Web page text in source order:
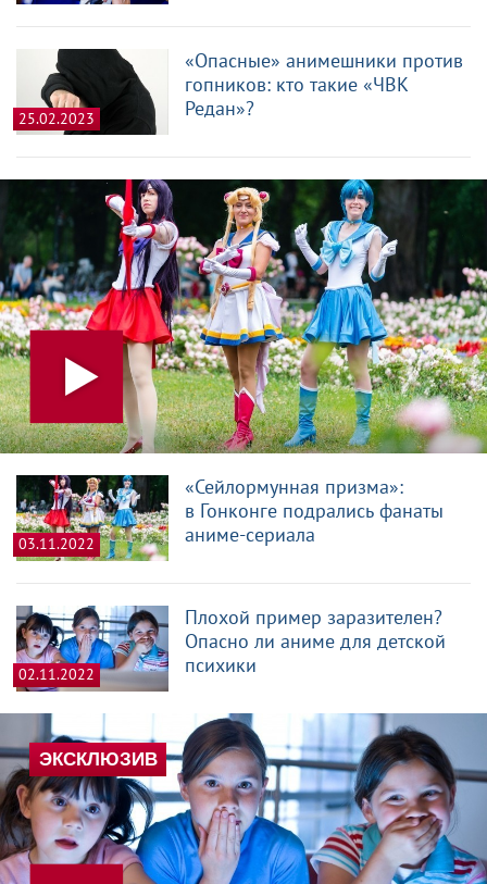
25.02.2023
«Опасные» анимешники против
гопников: кто такие «ЧВК
Редан»?
03.11.2022
«Сейлормунная призма»:
в Гонконге подрались фанаты
аниме-сериала
02.11.2022
Плохой пример заразителен?
Опасно ли аниме для детской
психики